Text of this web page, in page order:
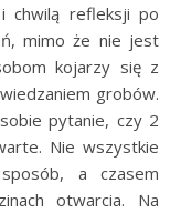
chwilą refleksji po
mimo że nie jest
kojarzy się z
grobów.
pytanie, czy 2
Nie wszystkie
a czasem
otwarcia. Na